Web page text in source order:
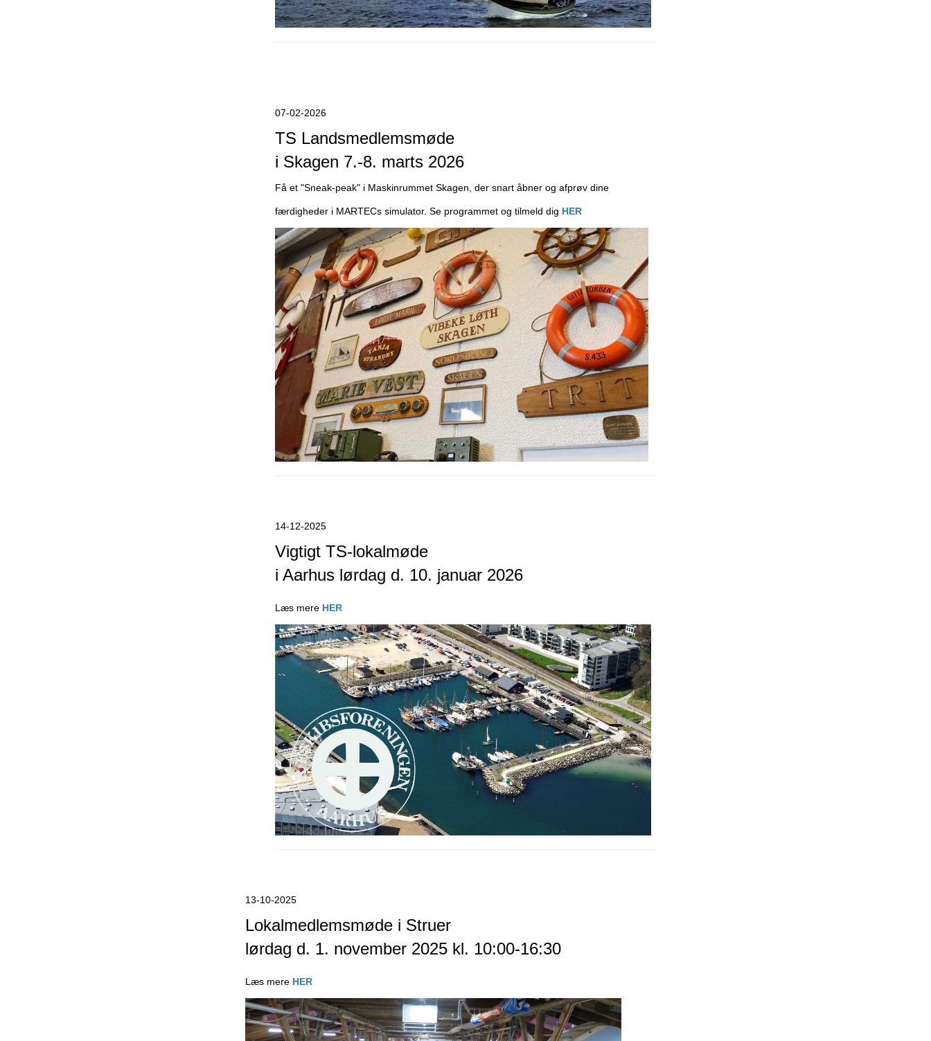
07-02-2026
TS Landsmedlemsmøde
i Skagen 7.-8. marts 2026
Få et "Sneak-peak" i Maskinrummet Skagen, der snart åbner og afprøv dine
færdigheder i MARTECs simulator. Se programmet og tilmeld dig HER
14-12-2025
Vigtigt TS-lokalmøde
i Aarhus lørdag d. 10. januar 2026
Læs mere HER
13-10-2025
Lokalmedlemsmøde i Struer
lørdag d. 1. november 2025 kl. 10:00-16:30
Læs mere HER